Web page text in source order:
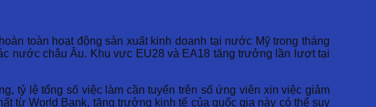
toàn hoạt động sản xuất kinh doanh tại nước Mỹ trong tháng
nước châu Âu. Khu vực EU28 và EA18 tăng trưởng lần lượt tại
tỷ lệ tổng số việc làm cần tuyển trên số ứng viên xin việc giảm
từ World Bank, tăng trưởng kinh tế của quốc gia này có thể suy